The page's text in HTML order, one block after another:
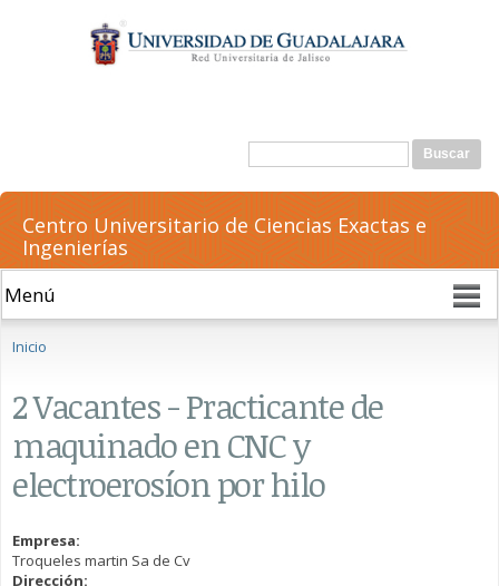
contenido
principal
Formulario de búsqueda
Buscar
Centro Universitario de Ciencias Exactas e
Ingenierías
Inicio
2 Vacantes - Practicante de
maquinado en CNC y
electroerosíon por hilo
Empresa:
Troqueles martin Sa de Cv
Dirección: